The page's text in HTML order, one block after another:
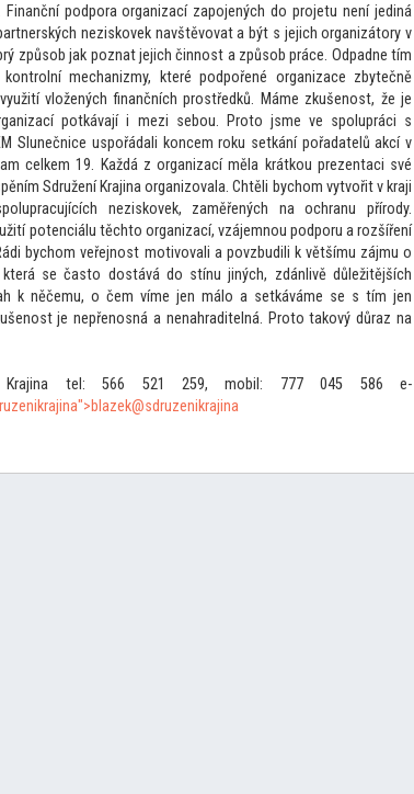
podpora organizací zapojených do projetu není jediná
neziskovek navštěvovat a být s jejich organizátory v
způsob jak poznat jejich činnost a způsob práce. Odpadne tím
mechanizmy, které podpořené organizace zbytečně
vložených finančních prostředků. Máme zkušenost, že je
potkávají i mezi sebou. Proto jsme ve spolupráci s
Slunečnice uspořádali koncem roku setkání pořadatelů akcí v
celkem 19. Každá z organizací měla krátkou prezentaci své
Sdružení Krajina organizovala. Chtěli bychom vytvořit v kraji
neziskovek, zaměřených na ochranu přírody.
potenciálu těchto organizací, vzájemnou podporu a rozšíření
bychom veřejnost motivovali a povzbudili k většímu zájmu o
která se často dostává do stínu jiných, zdánlivě důležitějších
k něčemu, o čem víme jen málo a setkáváme se s tím jen
je nepřenosná a nenahraditelná. Proto takový důraz na
Krajina tel: 566 521 259, mobil: 777 045 586 e-